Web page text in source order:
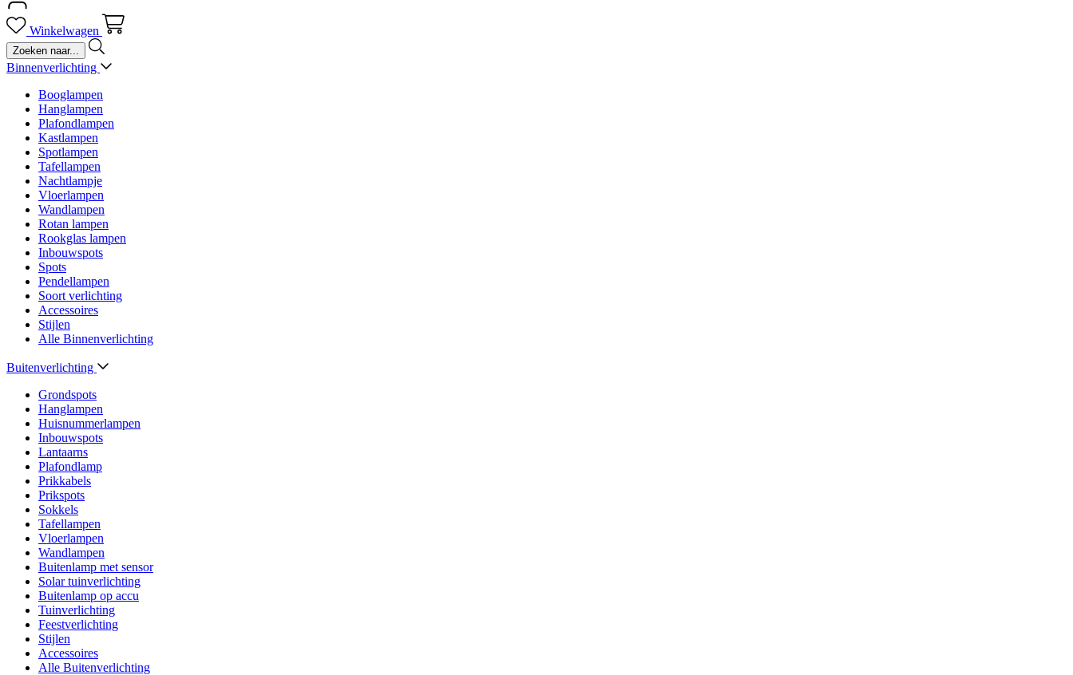
Winkelwagen
Binnenverlichting
Booglampen
Hanglampen
Plafondlampen
Kastlampen
Spotlampen
Tafellampen
Nachtlampje
Vloerlampen
Wandlampen
Rotan lampen
Rookglas lampen
Inbouwspots
Spots
Pendellampen
Soort verlichting
Accessoires
Stijlen
Alle Binnenverlichting
Buitenverlichting
Grondspots
Hanglampen
Huisnummerlampen
Inbouwspots
Lantaarns
Plafondlamp
Prikkabels
Prikspots
Sokkels
Tafellampen
Vloerlampen
Wandlampen
Buitenlamp met sensor
Solar tuinverlichting
Buitenlamp op accu
Tuinverlichting
Feestverlichting
Stijlen
Accessoires
Alle Buitenverlichting